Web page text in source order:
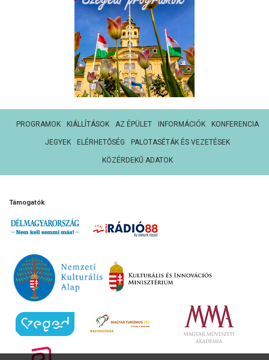
PROGRAMOK KIÁLLÍTÁSOK AZ ÉPÜLET INFORMÁCIÓK KONFERENCIA
JEGYEK ELÉRHETŐSÉG PALOTASÉTÁK ÉS VEZETÉSEK
KÖZÉRDEKŰ ADATOK
Támogatók